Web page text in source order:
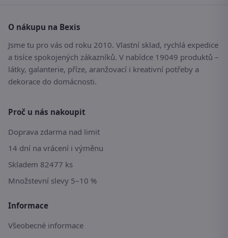
O nákupu na Bexis
Jsme tu pro vás od roku 2010. Vlastní sklad, rychlá expedice
a tisíce spokojených zákazníků. V nabídce 19049 produktů –
látky, galanterie, příze, aranžovací i kreativní potřeby a
dekorace do domácnosti.
Proč u nás nakoupit
Doprava zdarma nad limit
14 dní na vrácení i výměnu
Skladem 82477 ks
Množstevní slevy 5–10 %
Informace
Všeobecné informace